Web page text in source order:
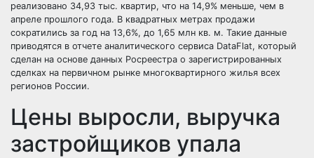
реализовано 34,93 тыс. квартир, что на 14,9% меньше, чем в
апреле прошлого года. В квадратных метрах продажи
сократились за год на 13,6%, до 1,65 млн кв. м. Такие данные
приводятся в отчете аналитического сервиса DataFlat, который
сделан на основе данных Росреестра о зарегистрированных
сделках на первичном рынке многоквартирного жилья всех
регионов России.
Цены выросли, выручка
застройщиков упала